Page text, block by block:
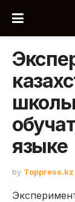
языке
by Toppress.kz